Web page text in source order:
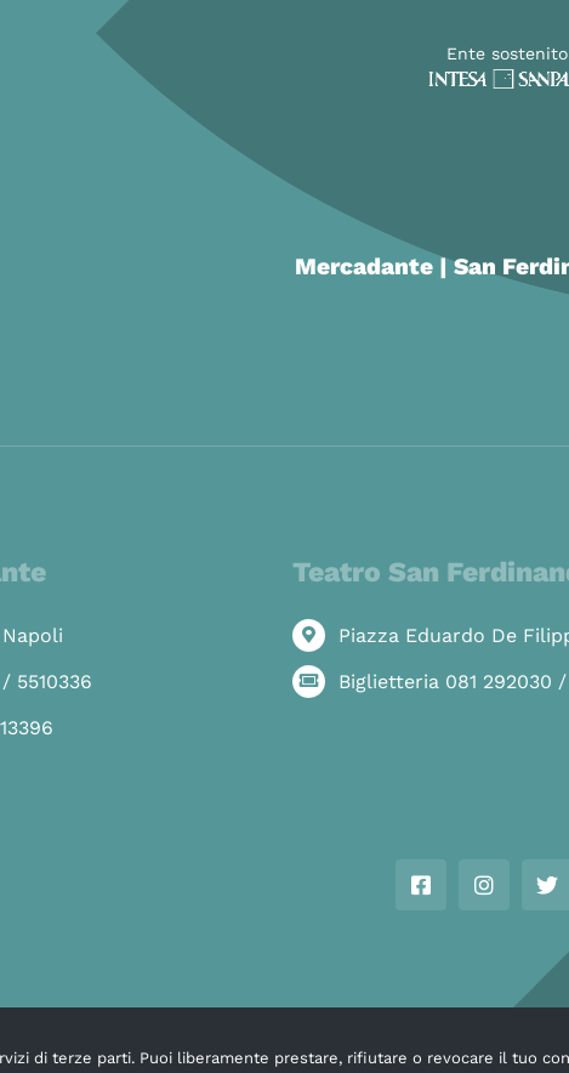
Ente
Mercadante | San
5510336
Teatro San
Piazza Eduardo De
Biglietteria 081 292030 /
di terze parti. Puoi liberamente prestare, rifiutare o revocare il tuo